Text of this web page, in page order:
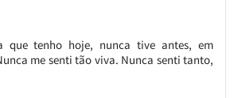
que tenho hoje, nunca tive antes, em
me senti tão viva. Nunca senti tanto,